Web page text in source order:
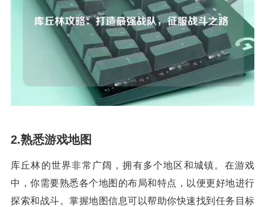
2.熟悉游戏地图
库丘林的世界非常广阔，拥有多个地区和城镇。在游戏
中，你需要熟悉各个地图的布局和特点，以便更好地进行
探索和战斗。掌握地图信息可以帮助你快速找到任务目标